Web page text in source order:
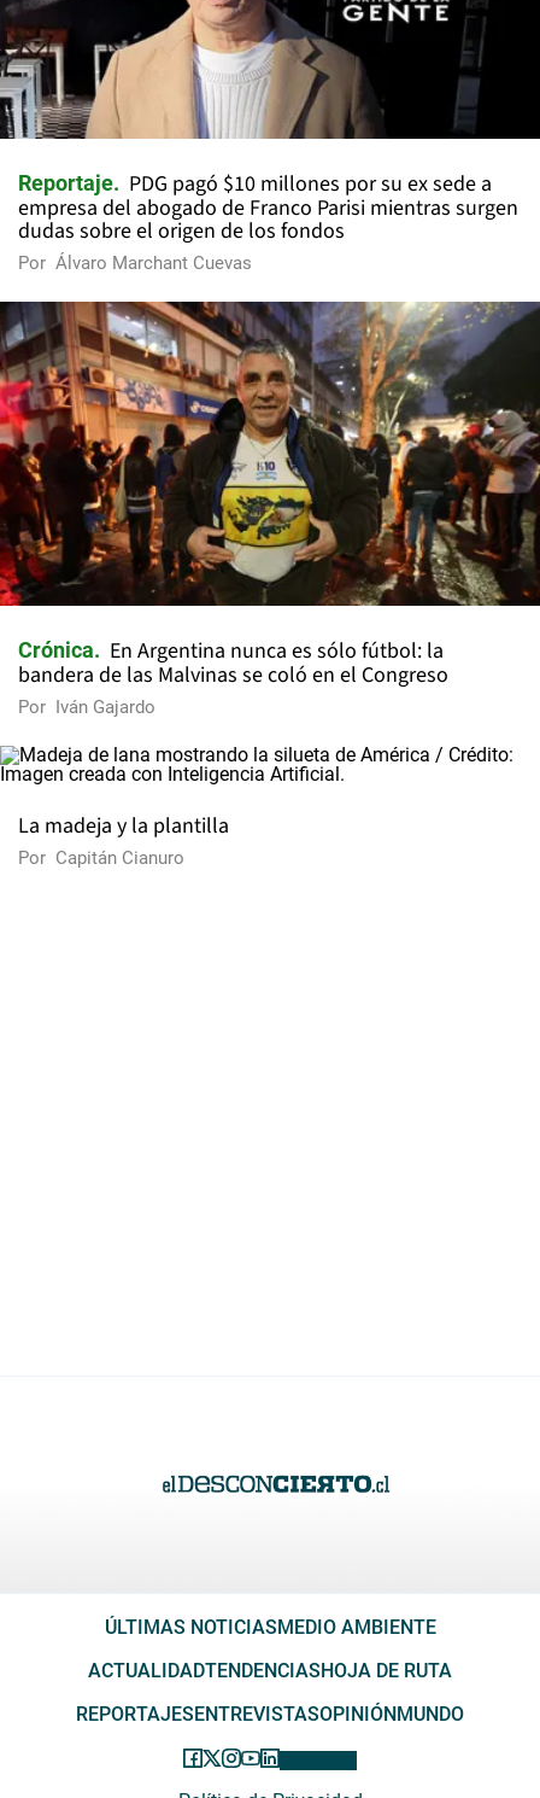
Reportaje
PDG pagó $10 millones por su ex sede a
empresa del abogado de Franco Parisi mientras surgen
dudas sobre el origen de los fondos
Por Álvaro Marchant Cuevas
Crónica
En Argentina nunca es sólo fútbol: la
bandera de las Malvinas se coló en el Congreso
Por Iván Gajardo
La madeja y la plantilla
Por Capitán Cianuro
ÚLTIMAS NOTICIASMEDIO AMBIENTE
ACTUALIDADTENDENCIASHOJA DE RUTA
REPORTAJESENTREVISTASOPINIÓNMUNDO